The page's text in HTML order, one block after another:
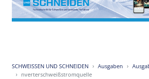
SCHWEISSEN UND SCHNEIDEN Ausgaben
nverterschweißstromquelle